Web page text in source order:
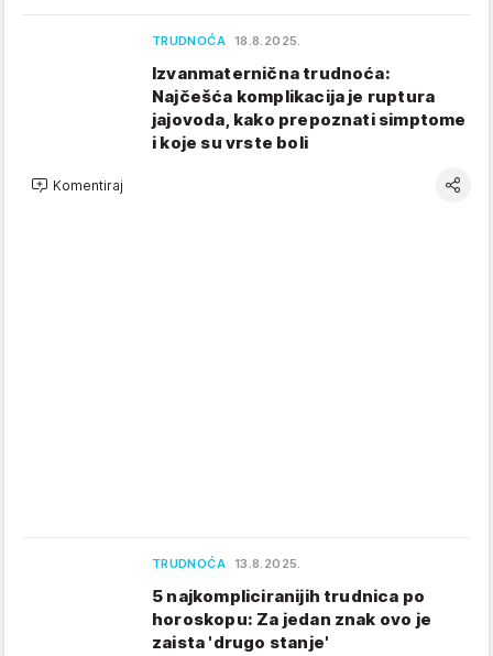
TRUDNOĆA 18.8.2025.
Izvanmaternična trudnoća:
Najčešća komplikacija je ruptura
jajovoda, kako prepoznati simptome
i koje su vrste boli
Komentiraj
TRUDNOĆA 13.8.2025.
5 najkompliciranijih trudnica po
horoskopu: Za jedan znak ovo je
zaista 'drugo stanje'